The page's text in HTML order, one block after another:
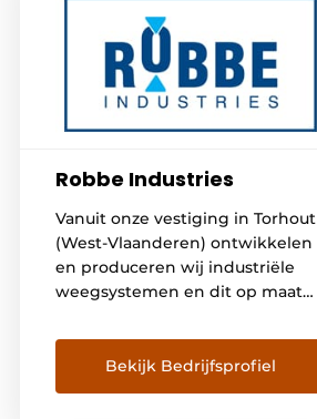
Robbe Industries
Vanuit onze vestiging in Torhout
(West-Vlaanderen) ontwikkelen
en produceren wij industriële
weegsystemen en dit op maat
ontwerpen alle weegsystemen
in-house. PRODUCTIE Wij
beschikken over de nodige
Bekijk Bedrijfsprofiel